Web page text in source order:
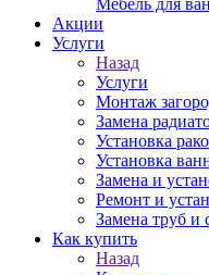
Мебель для
Акции
Услуги
Назад
Услуги
Монтаж
Замена
Установка
Установка
Замена и
Ремонт и
Замена труб и
Как купить
Назад